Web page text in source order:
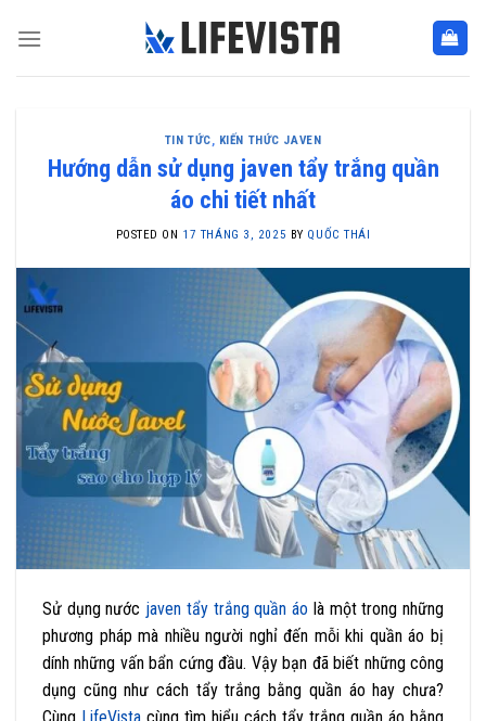
TIN TỨC, KIẾN THỨC JAVEN
Hướng dẫn sử dụng javen tẩy trắng quần
áo chi tiết nhất
POSTED ON 17 THÁNG 3, 2025 BY QUỐC THÁI
Sử dụng nước javen tẩy trắng quần áo là một trong những
phương pháp mà nhiều người nghỉ đến mỗi khi quần áo bị
dính những vấn bẩn cứng đầu. Vậy bạn đã biết những công
dụng cũng như cách tẩy trắng bằng quần áo hay chưa?